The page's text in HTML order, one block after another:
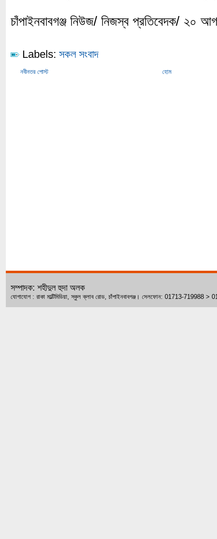
চাঁপাইনবাবগঞ্জ নিউজ/ নিজস্ব প্রতিবেদক/ ২০
Labels: সকল সংবাদ
নবীনতর পোস্ট হোম
সম্পাদক: শহীদুল হুদা অলক
যোগাযোগ : রাকা মাল্টিমিডিয়া, স্কুল ক্লাব রোড, চাঁপাইনবাবগঞ্জ। সেলফোন: 01713-